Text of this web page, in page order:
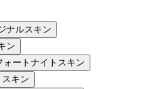
ナルスキン
ン
ォートナイトスキン
キン